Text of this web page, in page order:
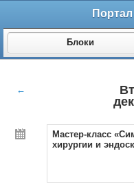
Блоки
←
Мастер-класс
хирургии и